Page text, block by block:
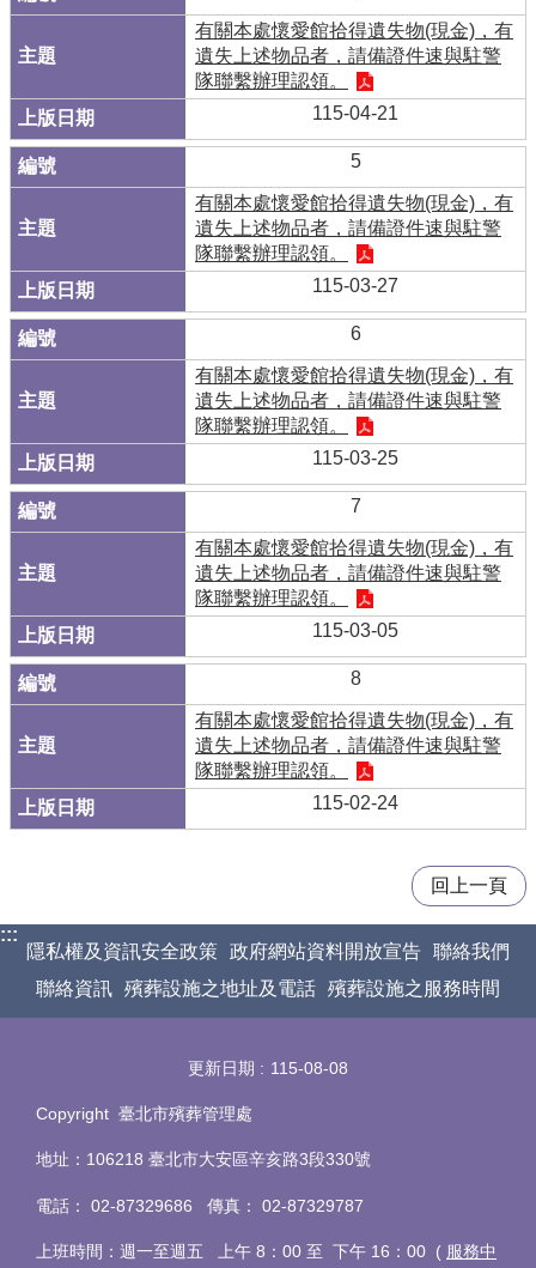
有關本處懷愛館拾得遺失物(現金)，有
遺失上述物品者，請備證件速與駐警
隊聯繫辦理認領。
115-04-21
5
有關本處懷愛館拾得遺失物(現金)，有
遺失上述物品者，請備證件速與駐警
隊聯繫辦理認領。
115-03-27
6
有關本處懷愛館拾得遺失物(現金)，有
遺失上述物品者，請備證件速與駐警
隊聯繫辦理認領。
115-03-25
7
有關本處懷愛館拾得遺失物(現金)，有
遺失上述物品者，請備證件速與駐警
隊聯繫辦理認領。
115-03-05
8
有關本處懷愛館拾得遺失物(現金)，有
遺失上述物品者，請備證件速與駐警
隊聯繫辦理認領。
115-02-24
回上一頁
:::
隱私權及資訊安全政策 政府網站資料開放宣告 聯絡我們
聯絡資訊 殯葬設施之地址及電話 殯葬設施之服務時間
更新日期 115-08-08
Copyright 臺北市殯葬管理處
地址：106218 臺北市大安區辛亥路3段330號
電話 ： 02-87329686 傳真 ： 02-87329787
上班時間：週一至週五 上午 8：00 至 下午 16：00 ( 服務中